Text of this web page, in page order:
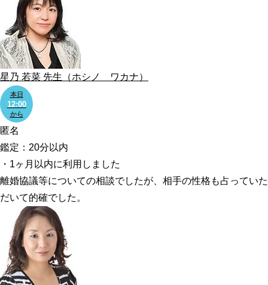
星乃 若菜 先生 （ホシノ ワカナ）
本日
12:00
から
匿名
鑑定：20分以内
・1ヶ月以内に利用しました
離婚協議等についての相談でしたが、相手の性格も占っていた
だいて的確でした。